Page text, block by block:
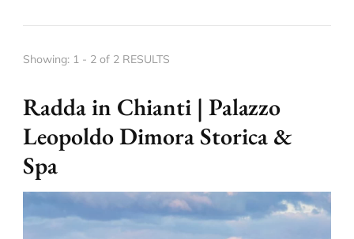
Showing: 1 - 2 of 2 RESULTS
Radda in Chianti | Palazzo
Leopoldo Dimora Storica &
Spa